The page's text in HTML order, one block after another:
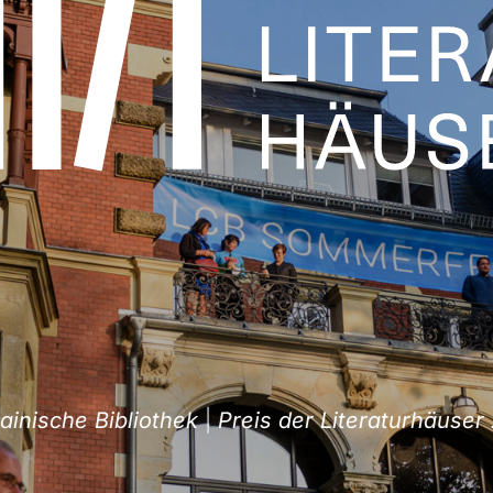
Bibliothek|Preis der Literaturhäuser